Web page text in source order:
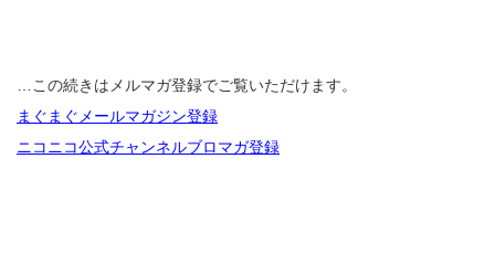
…この続きはメルマガ登録でご覧いただけます。
まぐまぐメールマガジン登録
ニコニコ公式チャンネルブロマガ登録